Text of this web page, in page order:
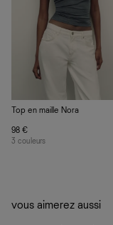
nous
de notre
Top en maille Nora
98 €
3 couleurs
vous aimerez aussi